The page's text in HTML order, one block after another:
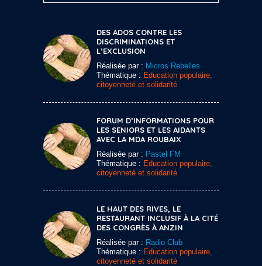
DES ADOS CONTRE LES
DISCRIMINATIONS ET
L’EXCLUSION
Réalisée par : Micros Rebelles
Thématique : Education populaire,
citoyenneté et solidarité
FORUM D’INFORMATIONS POUR
LES SENIORS ET LES AIDANTS
AVEC LA MDA ROUBAIX
Réalisée par : Pastel FM
Thématique : Education populaire,
citoyenneté et solidarité
LE HAUT DES RIVES, LE
RESTAURANT INCLUSIF À LA CITÉ
DES CONGRÈS À ANZIN
Réalisée par : Radio Club
Thématique : Education populaire,
citoyenneté et solidarité